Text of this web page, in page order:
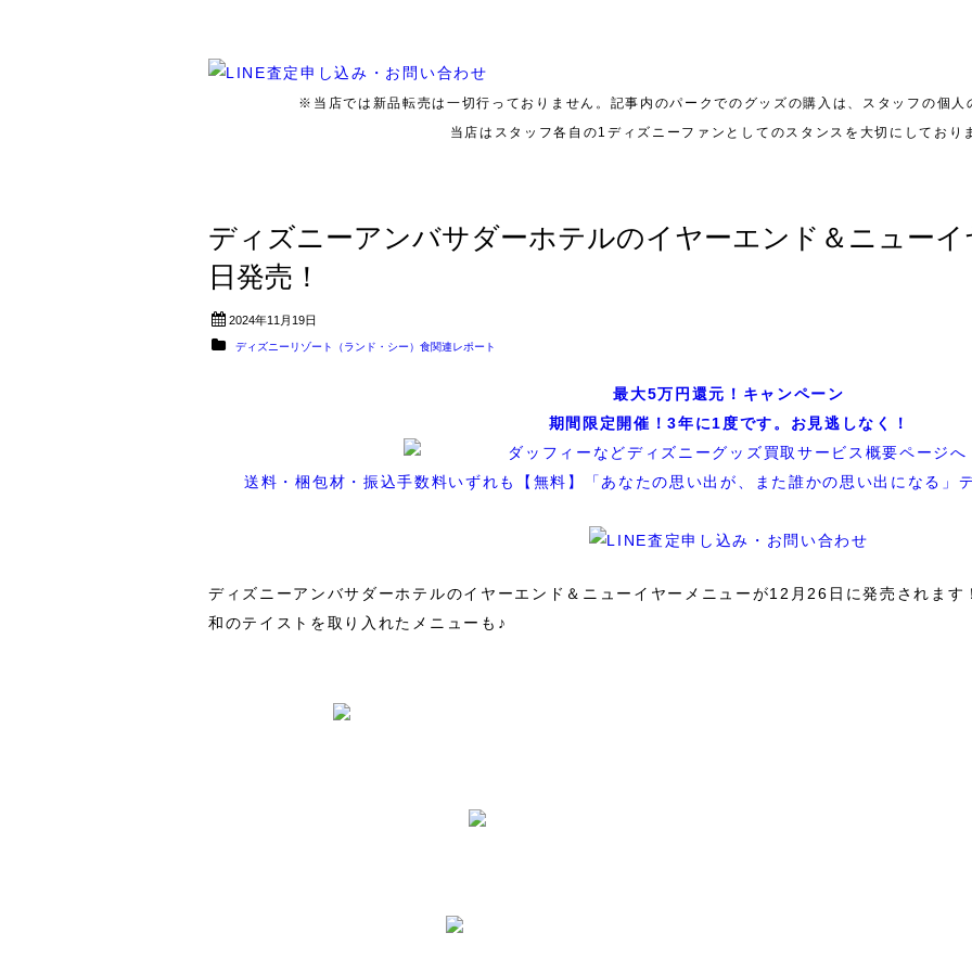
※当店では新品転売は一切行っておりません。記事内のパークでのグッズの購入は、スタッフの個人
当店はスタッフ各自の1ディズニーファンとしてのスタンスを大切にしており
ディズニーアンバサダーホテルのイヤーエンド＆ニュー
日発売！
2024年11月19日
ディズニーリゾート（ランド・シー）食関連レポート
最大5万円還元！キャンペーン
期間限定開催！3年に1度です。お見逃しなく！
送料・梱包材・振込手数料いずれも【無料】「あなたの思い出が、また誰かの思い出になる」
ディズニーアンバサダーホテルのイヤーエンド＆ニューイヤーメニューが12月26日に発売されます！
和のテイストを取り入れたメニューも♪